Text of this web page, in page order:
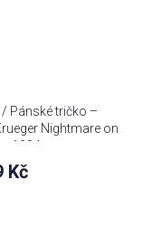
Pánské tričko –
Nightmare on
1984
Kč